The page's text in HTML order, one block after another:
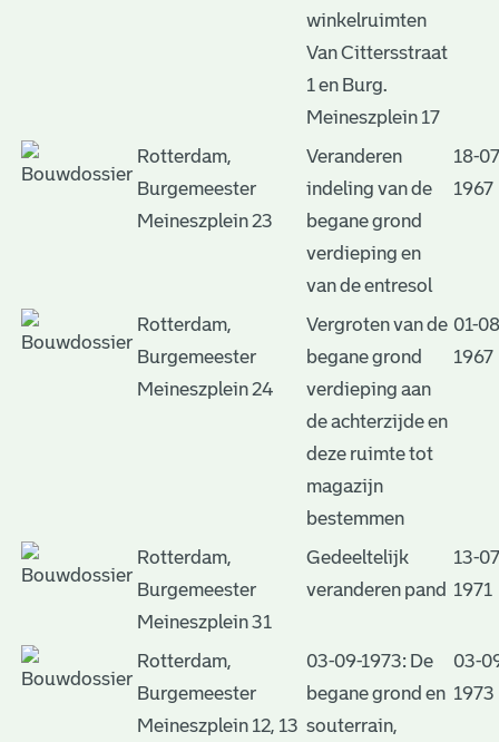
winkelruimten
Van Cittersstraat
1 en Burg.
Meineszplein 17
Rotterdam,
Burgemeester
Meineszplein 23
Veranderen
indeling van de
begane grond
verdieping en
van de entresol
18-
1967
Rotterdam,
Burgemeester
Meineszplein 24
Vergroten van de
begane grond
verdieping aan
de achterzijde en
deze ruimte tot
magazijn
bestemmen
01-
1967
Rotterdam,
Burgemeester
Meineszplein 31
Gedeeltelijk
veranderen pand
13-
1971
Rotterdam,
Burgemeester
Meineszplein 12, 13
03-09-1973: De
begane grond en
souterrain,
03-
1973